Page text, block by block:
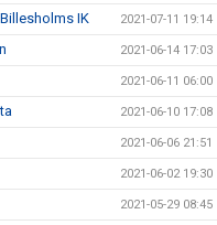
IK 2021-07-11 19:14
2021-06-14 17:03
2021-06-11 06:00
2021-06-10 17:08
2021-06-06 21:51
2021-06-02 19:30
2021-05-29 08:45